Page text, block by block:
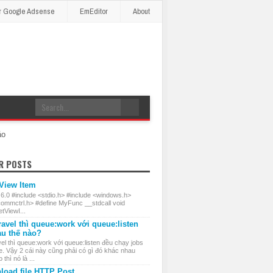
About
EmEditor
Google Adsense
POSTS
Item
#include <stdio.h> #include <windows.h>
#define MyFunc __stdcall void
thì queue:work với queue:listen
thế nào?
thì queue:work với queue:listen đều chạy jobs
Vậy 2 cái này cũng phải có gì đó khác nhau
thì nó là ...